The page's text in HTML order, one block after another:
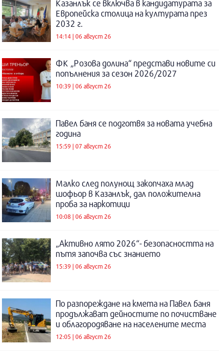
Казанлък се включва в кандидатурата за
Европейска столица на културата през
2032 г.
14:14 | 06 август 26
ФК „Розова долина“ представи новите си
попълнения за сезон 2026/2027
10:39 | 06 август 26
Павел баня се подготвя за новата учебна
година
15:59 | 07 август 26
Малко след полунощ закопчаха млад
шофьор в Казанлък, дал положителна
проба за наркотици
10:08 | 06 август 26
„Активно лято 2026“- безопасността на
пътя започва със знанието
15:39 | 06 август 26
По разпореждане на кмета на Павел баня
продължават дейностите по почистване
и облагородяване на населените места
12:05 | 06 август 26